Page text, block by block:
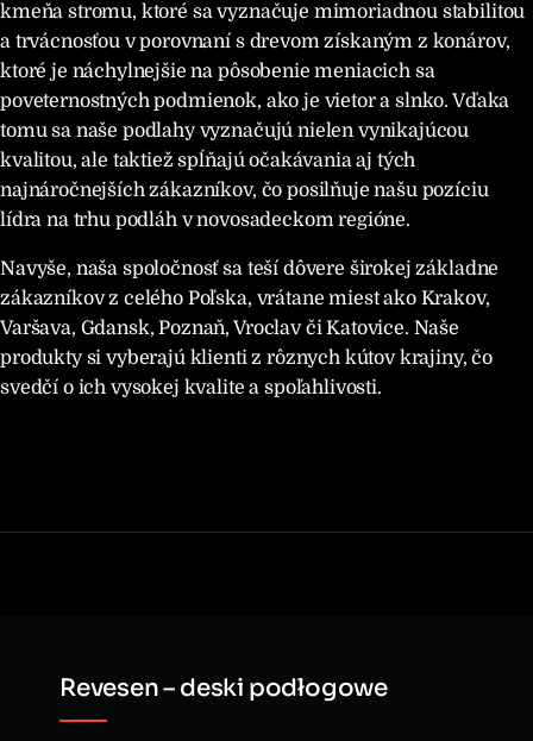
kmeňa stromu, ktoré sa vyznačuje mimoriadnou stabilitou
a trvácnosťou v porovnaní s drevom získaným z konárov,
ktoré je náchylnejšie na pôsobenie meniacich sa
poveternostných podmienok, ako je vietor a slnko. Vďaka
tomu sa naše podlahy vyznačujú nielen vynikajúcou
kvalitou, ale taktiež spĺňajú očakávania aj tých
najnáročnejších zákazníkov, čo posilňuje našu pozíciu
lídra na trhu podláh v novosadeckom regióne.
Navyše, naša spoločnosť sa teší dôvere širokej základne
zákazníkov z celého Poľska, vrátane miest ako Krakov,
Varšava, Gdansk, Poznaň, Vroclav či Katovice. Naše
produkty si vyberajú klienti z rôznych kútov krajiny, čo
svedčí o ich vysokej kvalite a spoľahlivosti.
Revesen – deski podłogowe